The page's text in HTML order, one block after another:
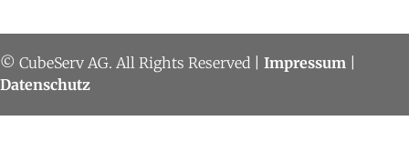
© CubeServ AG. All Rights Reserved | Impressum
Datenschutz